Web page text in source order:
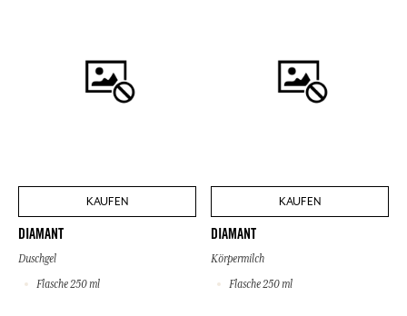
KAUFEN
DIAMANT
Duschgel
Flasche 250 ml
KAUFEN
DIAMANT
Körpermilch
Flasche 250 ml